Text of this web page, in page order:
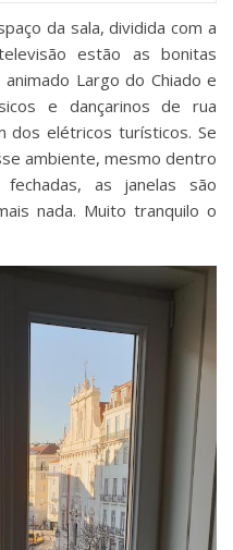
da sala, dividida com a
estão as bonitas
Largo do Chiado e
e dançarinos de rua
dos elétricos turísticos. Se
ambiente, mesmo dentro
as janelas são
nada. Muito tranquilo o